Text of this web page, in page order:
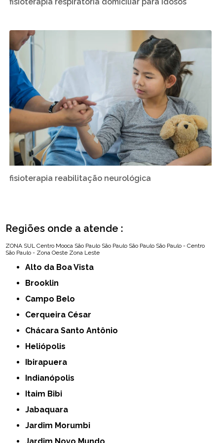
fisioterapia reabilitação neurológica
Regiões onde a atende :
ZONA SUL Centro Mooca São Paulo São Paulo São Paulo São Paulo - Centro
São Paulo - Zona Oeste Zona Leste
Alto da Boa Vista
Brooklin
Campo Belo
Cerqueira César
Chácara Santo Antônio
Heliópolis
Ibirapuera
Indianópolis
Itaim Bibi
Jabaquara
Jardim Morumbi
Jardim Novo Mundo